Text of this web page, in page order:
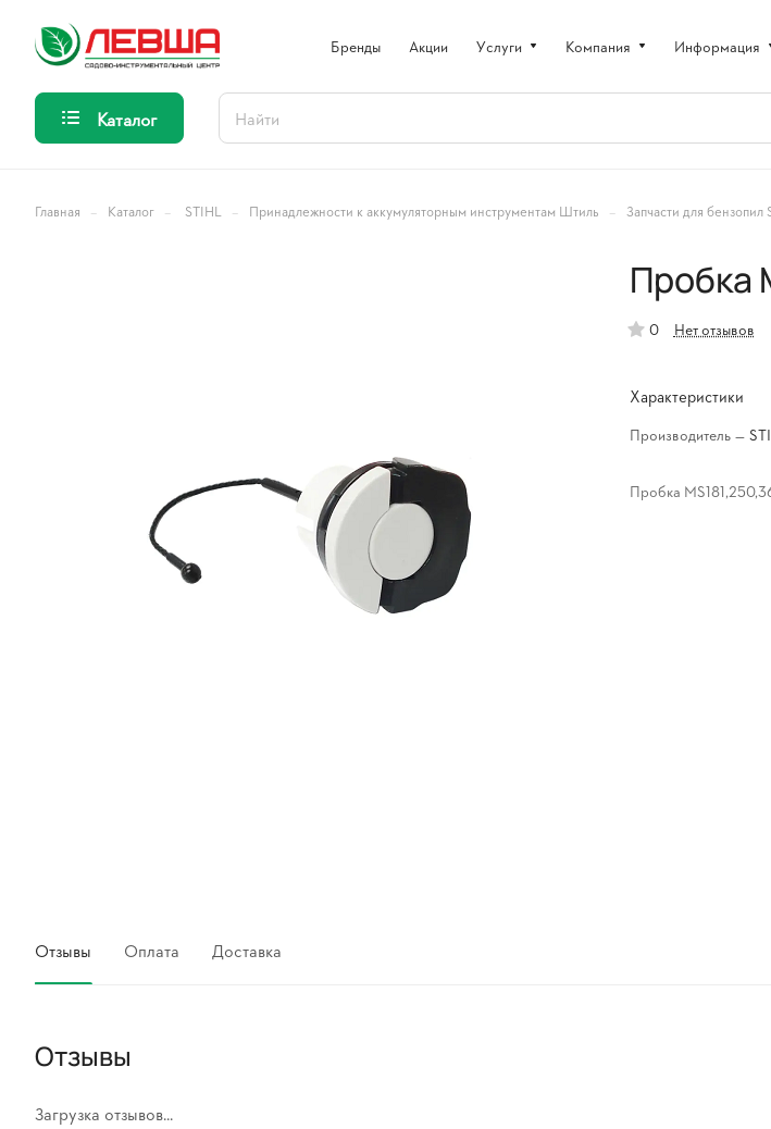
Бренды Акции Услуги Компания Информация
Каталог
Главная – Каталог – STIHL – Принадлежности к аккумуляторным инструментам Штиль – Запчасти для бензопил
Пробка
0 Нет отзывов
Характеристики
Производитель —
Пробка
Отзывы Оплата Доставка
Отзывы
Загрузка отзывов...